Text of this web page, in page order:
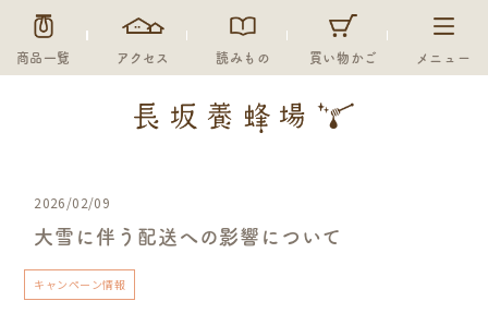
商品一覧 アクセス 読みもの 買い物かご メニュー
2026/02/09
大雪に伴う配送への影響について
キャンペーン情報